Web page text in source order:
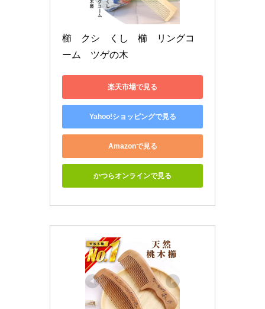
櫛　クシ　くし　櫛　リングコ
ーム　ツゲの木
楽天市場で見る
Yahoo!ショッピングで見る
Amazonで見る
かつらオンラインで見る